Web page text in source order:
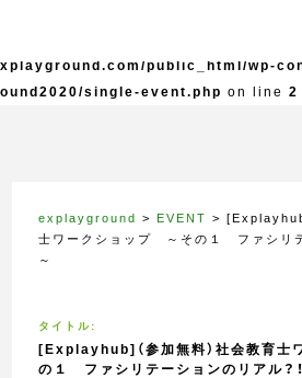
xplayground.com/public_html/wp-
ound2020/single-event.php on line 2
explayground > EVENT >
士ワークショップ ～その１ ファシリテ
～
タイトル:
[Explayhub]（参加無料）社会教育士
の１ ファシリテーションのリアル？